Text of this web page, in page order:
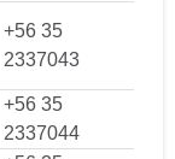
+56 35
2337043
+56 35
2337044